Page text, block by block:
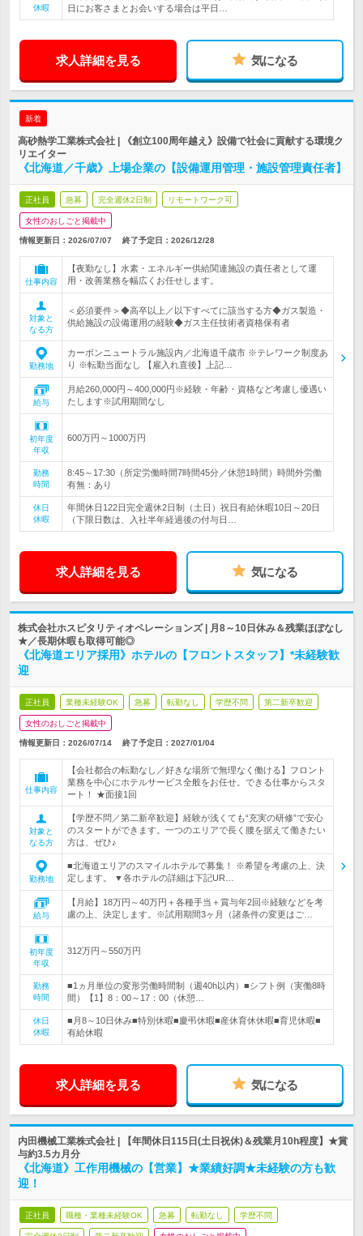
休暇
日にお客さまとお会いする場合は平日…
求人詳細を見る 気になる
新着
高砂熱学工業株式会社 | 《創立100周年越え》設備で社会に貢献する環境ク
リエイター
《北海道／千歳》上場企業の【設備運用管理・施設管理責任者】
正社員 急募 完全週休2日制 リモートワーク可
女性のおしごと掲載中
情報更新日：2026/07/07 終了予定日： 2026/12/28
仕事内容
【夜勤なし】水素・エネルギー供給関連施設の責任者として運
用・改善業務を幅広くお任せします。
対象と
なる方
＜必須要件＞◆高卒以上／以下すべてに該当する方◆ガス製造・
供給施設の設備運用の経験◆ガス主任技術者資格保有者
勤務地
カーボンニュートラル施設内／北海道千歳市 ※テレワーク制度あ
り ※転勤当面なし 【雇入れ直後】上記…
給与
月給260,000円～400,000円※経験・年齢・資格など考慮し優遇い
たします※試用期間なし
初年度
年収
600万円～1000万円
勤務
時間
8:45～17:30（所定労働時間7時間45分／休憩1時間）時間外労働
有無：あり
休日
休暇
年間休日122日完全週休2日制（土日）祝日有給休暇10日～20日
（下限日数は、入社半年経過後の付与日…
求人詳細を見る 気になる
株式会社ホスピタリティオペレーションズ | 月8～10日休み＆残業ほぼなし
★／長期休暇も取得可能◎
《北海道エリア採用》ホテルの【フロントスタッフ】*未経験歓
迎
正社員 業種未経験OK 急募 転勤なし 学歴不問 第二新卒歓迎
女性のおしごと掲載中
情報更新日：2026/07/14 終了予定日： 2027/01/04
仕事内容
【会社都合の転勤なし／好きな場所で無理なく働ける】フロント
業務を中心にホテルサービス全般をお任せ。できる仕事からスタ
ート！ ★面接1回
対象と
なる方
【学歴不問／第二新卒歓迎】経験が浅くても“充実の研修”で安心
のスタートができます。一つのエリアで長く腰を据えて働きたい
方は、ぜひ♪
勤務地
■北海道エリアのスマイルホテルで募集！ ※希望を考慮の上、決
定します。 ▼各ホテルの詳細は下記UR…
給与
【月給】18万円～40万円＋各種手当＋賞与年2回※経験などを考
慮の上、決定します。※試用期間3ヶ月（諸条件の変更はご…
初年度
年収
312万円～550万円
勤務
時間
■1ヵ月単位の変形労働時間制（週40h以内）■シフト例（実働8時
間）【1】8：00～17：00（休憩…
休日
休暇
■月8～10日休み■特別休暇■慶弔休暇■産休育休休暇■育児休暇■
有給休暇
求人詳細を見る 気になる
内田機械工業株式会社 | 【年間休日115日(土日祝休)＆残業月10h程度】★賞
与約3.5カ月分
《北海道》工作用機械の【営業】★業績好調★未経験の方も歓
迎！
正社員 職種・業種未経験OK 急募 転勤なし 学歴不問